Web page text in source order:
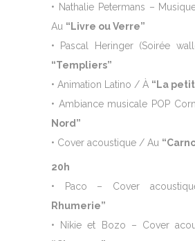
• Nathalie Petermans –
Au “Livre ou Verre”
• Pascal Heringer (Soirée
“Templiers”
• Animation Latino / À “La
• Ambiance musicale POP
Nord”
• Cover acoustique / Au “
20h
• Paco – Cover
Rhumerie”
• Nikie et Bozo – Cover